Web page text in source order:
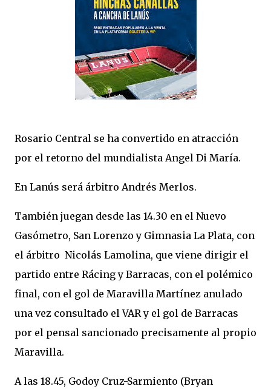
Rosario Central se ha convertido en atracción
por el retorno del mundialista Angel Di María.
En Lanús será árbitro Andrés Merlos.
También juegan desde las 14.30 en el Nuevo
Gasómetro, San Lorenzo y Gimnasia La Plata, con
el árbitro Nicolás Lamolina, que viene dirigir el
partido entre Rácing y Barracas, con el polémico
final, con el gol de Maravilla Martínez anulado
una vez consultado el VAR y el gol de Barracas
por el pensal sancionado precisamente al propio
Maravilla.
A las 18.45, Godoy Cruz-Sarmiento (Bryan